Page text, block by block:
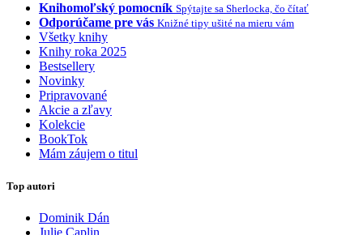
Knihomoľský pomocník Spýtajte sa Sherlocka, čo čítať
Odporúčame pre vás Knižné tipy ušité na mieru vám
Všetky knihy
Knihy roka 2025
Bestsellery
Novinky
Pripravované
Akcie a zľavy
Kolekcie
BookTok
Mám záujem o titul
Top autori
Dominik Dán
Julie Caplin